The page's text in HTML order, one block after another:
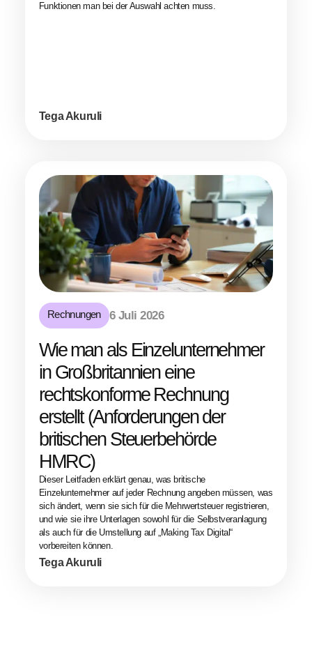
Funktionen man bei der Auswahl achten muss.
Tega Akuruli
Rechnungen 6 Juli 2026
Wie man als Einzelunternehmer
in Großbritannien eine
rechtskonforme Rechnung
erstellt (Anforderungen der
britischen Steuerbehörde
HMRC)
Dieser Leitfaden erklärt genau, was britische
Einzelunternehmer auf jeder Rechnung angeben müssen, was
sich ändert, wenn sie sich für die Mehrwertsteuer registrieren,
und wie sie ihre Unterlagen sowohl für die Selbstveranlagung
als auch für die Umstellung auf „Making Tax Digital“
vorbereiten können.
Tega Akuruli